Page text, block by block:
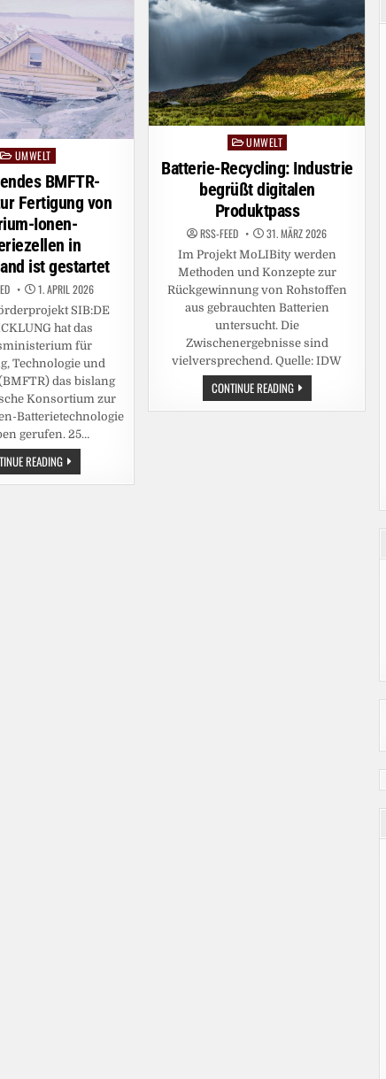
PostedUMWELT
BMFTR-
Fertigung von
Ionen-
in
ist gestartet
1. APRIL 2026
SIB:DE
hat das
für
Technologie und
das bislang
Konsortium zur
Batterietechnologie
gerufen. 25…
READINGBEDEUTENDES
BMFTR-
PROJEKT
Posted
in
UMWELT
Batterie-Recycling: Industrie
begrüßt digitalen
Produktpass
RSS-FEED 31. MÄRZ 2026
Im Projekt MoLIBity werden
Methoden und Konzepte zur
Rückgewinnung von Rohstoffen
aus gebrauchten Batterien
untersucht. Die
Zwischenergebnisse sind
vielversprechend. Quelle: IDW
CONTINUE READINGBATTERIE-
RECYCLING:
INDUSTRIE